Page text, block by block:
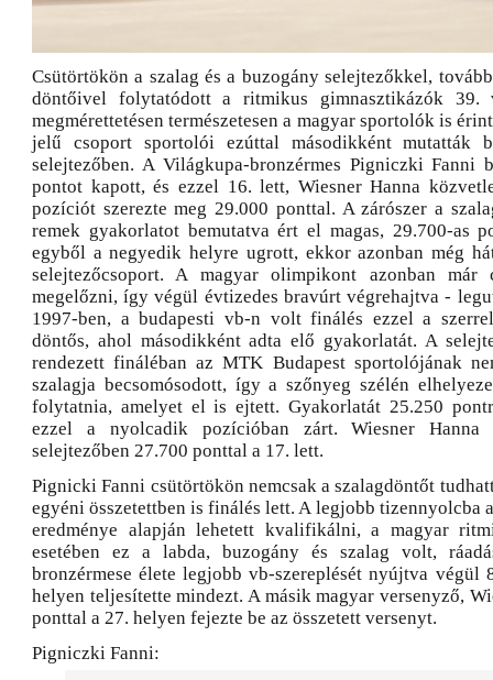
Csütörtökön a szalag és a buzogány selejtezőkkel,
döntőivel folytatódott a ritmikus gimnasztikázók 39.
megmérettetésen természetesen a magyar sportolók is
jelű csoport sportolói ezúttal másodikként mutatták
selejtezőben. A Világkupa-bronzérmes Pigniczki Fanni
pontot kapott, és ezzel 16. lett, Wiesner Hanna
pozíciót szerezte meg 29.000 ponttal. A zárószer a
remek gyakorlatot bemutatva ért el magas, 29.700-as
egyből a negyedik helyre ugrott, ekkor azonban még
selejtezőcsoport. A magyar olimpikont azonban már
megelőzni, így végül évtizedes bravúrt végrehajtva -
1997-ben, a budapesti vb-n volt finálés ezzel a
döntős, ahol másodikként adta elő gyakorlatát. A
rendezett fináléban az MTK Budapest sportolójának
szalagja becsomósodott, így a szőnyeg szélén
folytatnia, amelyet el is ejtett. Gyakorlatát 25.250
ezzel a nyolcadik pozícióban zárt. Wiesner
selejtezőben 27.700 ponttal a 17. lett.
Pignicki Fanni csütörtökön nemcsak a szalagdöntőt
egyéni összetettben is finálés lett. A legjobb tizennyolcba
eredménye alapján lehetett kvalifikálni, a magyar
esetében ez a labda, buzogány és szalag volt,
bronzérmese élete legjobb vb-szereplését nyújtva végül
helyen teljesítette mindezt. A másik magyar versenyző,
ponttal a 27. helyen fejezte be az összetett versenyt.
Pigniczki Fanni: